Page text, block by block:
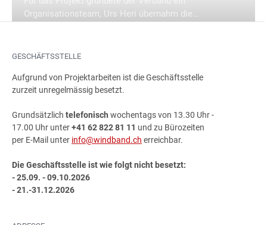
Organisationsteam, Urs Heri übernahm die
Erstens forderte der SBV alle angeschlossenen
Klarinette möglichst gut präsentieren zu können.
Alle gemeldeten Ereignisse wurden auf der Website
an einem Wettbewerb um die originellste
Konzertidee teil.
GESCHÄFTSSTELLE
Aufgrund von Projektarbeiten ist die Geschäftsstelle
zurzeit unregelmässig besetzt.
Grundsätzlich telefonisch wochentags von 13.30 Uhr -
17.00 Uhr unter+41 62 822 81 11 und zu Bürozeiten
per E-Mail unter info@windband.ch erreichbar.
Die Geschäftsstelle ist wie folgt nicht besetzt:
- 25.09. - 09.10.2026
- 21.-31.12.2026